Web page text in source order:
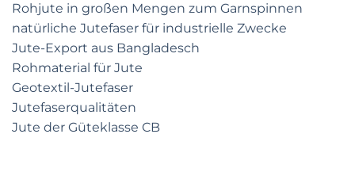
Rohjute in großen Mengen zum Garnspinnen
natürliche Jutefaser für industrielle Zwecke
Jute-Export aus Bangladesch
Rohmaterial für Jute
Geotextil-Jutefaser
Jutefaserqualitäten
Jute der Güteklasse CB